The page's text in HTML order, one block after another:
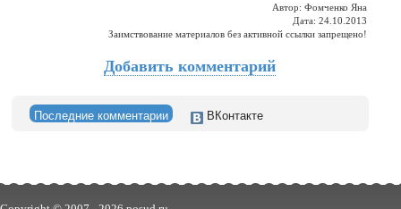
Автор: Фомченко Яна
Дата: 24.10.2013
Заимствование материалов без активной ссылки запрещено!
Добавить комментарий
Последние комментарии ВКонтакте